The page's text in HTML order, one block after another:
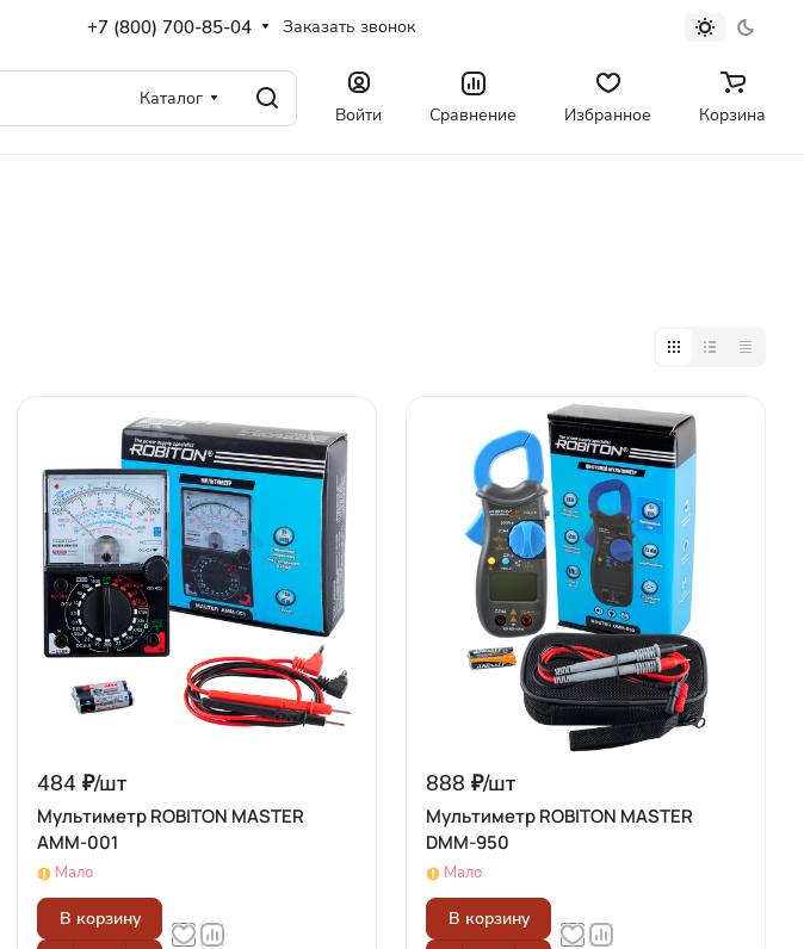
+7 (800) 700-85-04 Заказать звонок
Каталог
Войти Сравнение Избранное Корзина
484 ₽/шт
Мультиметр ROBITON MASTER
AMM-001
Мало
В корзину
888 ₽/шт
Мультиметр ROBITON MASTER
DMM-950
Мало
В корзину